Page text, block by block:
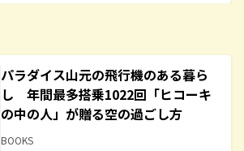
パラダイス山元の飛行機のある暮ら
し 年間最多搭乗1022回「ヒコーキ
の中の人」が贈る空の過ごし方
BOOKS